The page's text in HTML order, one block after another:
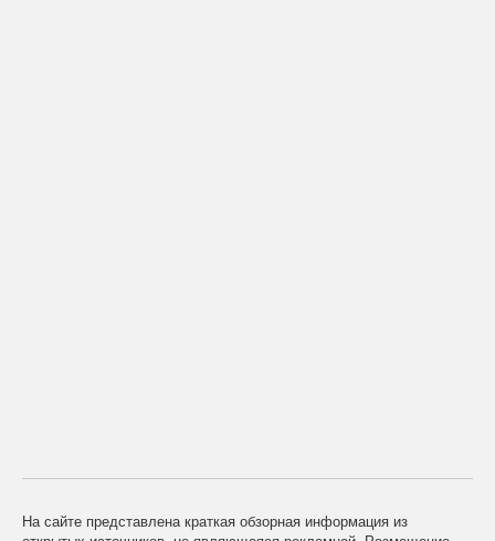
На сайте представлена краткая обзорная информация из